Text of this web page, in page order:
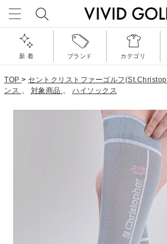
新 着 ブランド カテゴリ
TOP > セントクリストファーゴルフ
ンス 、 対象商品 、 ハイソックス